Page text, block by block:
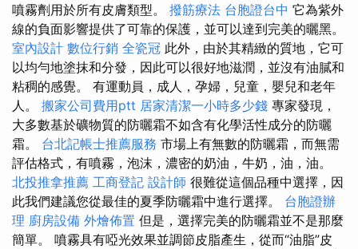
噴霧劑用於所有皮膚類型。 撥筋療法 台胞證台中 它為紫外
線的負面影響提供了可靠的保護，並可以達到完美的曬黑。
室內設計 數位行銷 全瓷冠 此外，由於其精緻的質地，它可
以均勻地塗抹和分發，因此可以很好地滋潤，並沒有油膩和
粘稠的感覺。 有運動員，成人，孕婦，兒童，嬰兒和老年
人。 搬家公司費用ptt 居家清潔一小時多少錢 專家發現，
大多數基於礦物質的防曬霜不如含有化學活性成分的防曬
霜。 台北記帳士推薦服務 市場上有無數的防曬霜，而無需
評估格式，有噴霧，泡沫，濃密的奶油，牛奶，油，油。
北投推拿推薦 工商登記 設計師 很難從這個品種中選擇，因
此我們建議您從最佳的夏季防曬霜中進行選擇。 台胞證辦
理 廚房設備 外燴佈置 但是，選擇完美的防曬霜並不是那麼
簡單。 噴霧具有啞光效果並調節皮脂產生，從而“油脂”皮